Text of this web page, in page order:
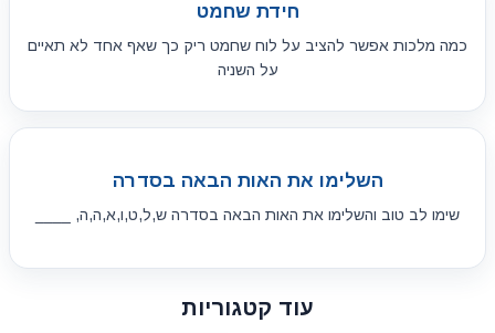
חידת שחמט
כמה מלכות אפשר להציב על לוח שחמט ריק כך שאף אחד לא תאיים
על השניה
השלימו את האות הבאה בסדרה
שימו לב טוב והשלימו את האות הבאה בסדרה ש,ל,ט,ו,א,ה,ה, ____
עוד קטגוריות